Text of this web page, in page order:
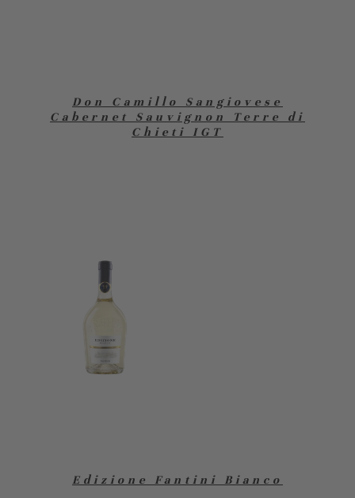
Don Camillo Sangiovese
Cabernet Sauvignon Terre di
Chieti IGT
Edizione Fantini Bianco